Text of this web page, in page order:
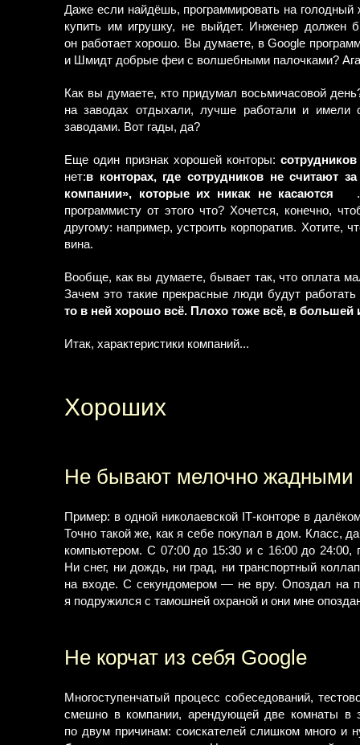
Даже если найдёшь, программировать на голодный
купить им игрушку, не выйдет. Инженер
он работает хорошо. Вы думаете, в Google
и Шмидт добрые феи с волшебными палочками?
Как вы думаете, кто придумал восьмичасовой
на заводах отдыхали, лучше работали и имели
заводами. Вот гады, да?
Еще один признак хорошей конторы:
нет:в конторах, где сотрудников не считают
компании», которые их никак не касаются
программисту от этого что? Хочется, конечно,
другому: например, устроить корпоратив.
вина.
Вообще, как вы думаете, бывает так, что оплата
Зачем это такие прекрасные люди будут работать
то в ней хорошо всё. Плохо тоже всё, в большей
Итак, характеристики компаний...
Хороших
Не бывают мелочно жадными
Пример: в одной николаевской ІТ-конторе в
Точно такой же, как я себе покупал в дом. Класс,
компьютером. С 07:00 до 15:30 и с 16:00 до
Ни снег, ни дождь, ни град, ни транспортный
на входе. С секундомером — не вру. Опоздал на
я подружился с тамошней охраной и они мне
Не корчат из себя Google
Многоступенчатый процесс собеседований,
смешно в компании, арендующей две комнаты в
по двум причинам: соискателей слишком много и